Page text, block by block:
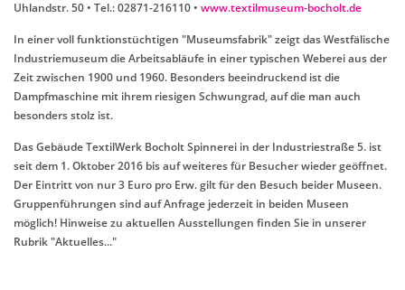
Uhlandstr. 50 • Tel.: 02871-216110 • www.textilmuseum-bocholt.de
In einer voll funktionstüchtigen "Museumsfabrik" zeigt das Westfälische
Industriemuseum die Arbeitsabläufe in einer typischen Weberei aus der
Zeit zwischen 1900 und 1960. Besonders beeindruckend ist die
Dampfmaschine mit ihrem riesigen Schwungrad, auf die man auch
besonders stolz ist.
Das Gebäude TextilWerk Bocholt Spinnerei in der Industriestraße 5. ist
seit dem 1. Oktober 2016 bis auf weiteres für Besucher wieder geöffnet.
Der Eintritt von nur 3 Euro pro Erw. gilt für den Besuch beider Museen.
Gruppenführungen sind auf Anfrage jederzeit in beiden Museen
möglich! Hinweise zu aktuellen Ausstellungen finden Sie in unserer
Rubrik "Aktuelles..."